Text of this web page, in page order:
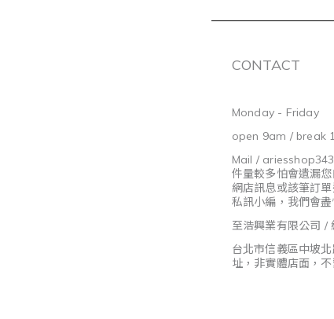
CONTACT
Monday - Friday
open 9am / break
Mail /
件量較多怕會遺漏
網店訊息或該筆訂
私訊小編，我們會盡
至浩興業有限公司 /
台北市信義區中坡
址，非實體店面，不